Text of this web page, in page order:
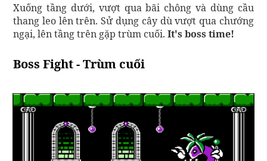
Xuống tầng dưới, vượt qua bãi chông và dùng cầu
thang leo lên trên. Sử dụng cây dù vượt qua chướng
ngại, lên tầng trên gặp trùm cuối. It's boss time!
Boss Fight - Trùm cuối